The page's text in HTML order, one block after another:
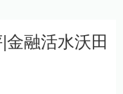
融活水沃田